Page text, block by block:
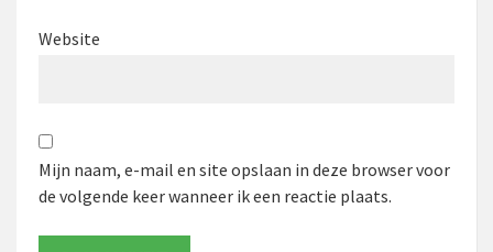
Website
Mijn naam, e-mail en site opslaan in deze browser voor
de volgende keer wanneer ik een reactie plaats.